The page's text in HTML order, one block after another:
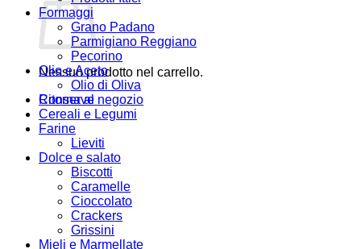
Nessun prodotto nel carrello.
Ritorna al negozio
Formaggi
Grano Padano
Parmigiano Reggiano
Pecorino
Olio e Aceto
Olio di Oliva
Conserve
Cereali e Legumi
Farine
Lieviti
Dolce e salato
Biscotti
Caramelle
Cioccolato
Crackers
Grissini
Mieli e Marmellate